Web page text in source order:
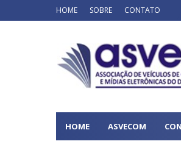
HOME SOBRE CONTATO
HOME ASVECOM